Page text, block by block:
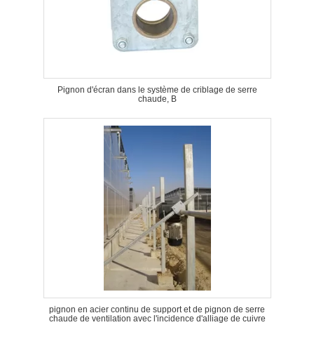
Pignon d'écran dans le système de criblage de serre
chaude, B
pignon en acier continu de support et de pignon de serre
chaude de ventilation avec l'incidence d'alliage de cuivre